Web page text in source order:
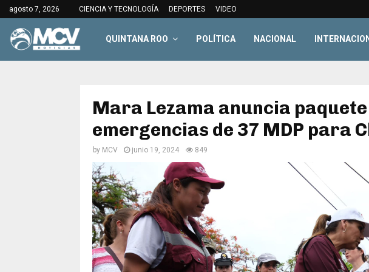
agosto 7, 2026 CIENCIA Y TECNOLOGÍA DEPORTES VIDEO
QUINTANA ROO POLÍTICA NACIONAL
Mara Lezama anuncia
emergencias de 37 MDP para
by MCV junio 19, 2024 849